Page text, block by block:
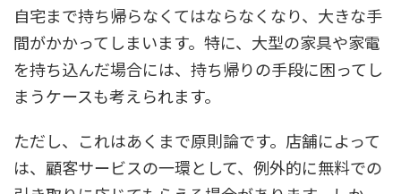
自宅まで持ち帰らなくてはならなくなり、大きな手
間がかかってしまいます。特に、大型の家具や家電
を持ち込んだ場合には、持ち帰りの手段に困ってし
まうケースも考えられます。
ただし、これはあくまで原則論です。店舗によって
は、顧客サービスの一環として、例外的に無料での